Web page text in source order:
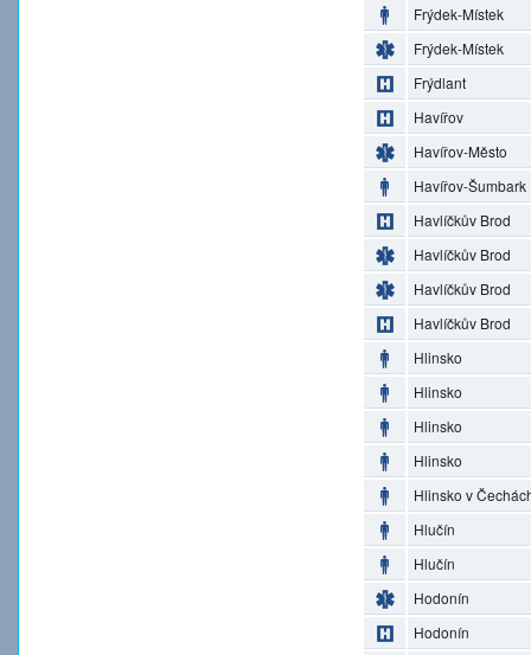
Frýdek-Místek
Frýdek-Místek
Frýdlant
Havířov
Havířov-Město
Havířov-Šumbark
Havlíčkův Brod
Havlíčkův Brod
Havlíčkův Brod
Havlíčkův Brod
Hlinsko
Hlinsko
Hlinsko
Hlinsko
Hlinsko v
Hlučín
Hlučín
Hodonín
Hodonín